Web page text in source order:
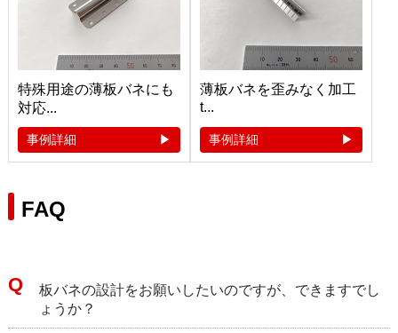
特殊用途の薄板バネにも
対応...
事例詳細
薄板バネを歪みなく加工
t...
事例詳細
FAQ
板バネの設計をお願いしたいのですが、できますでし
ょうか？